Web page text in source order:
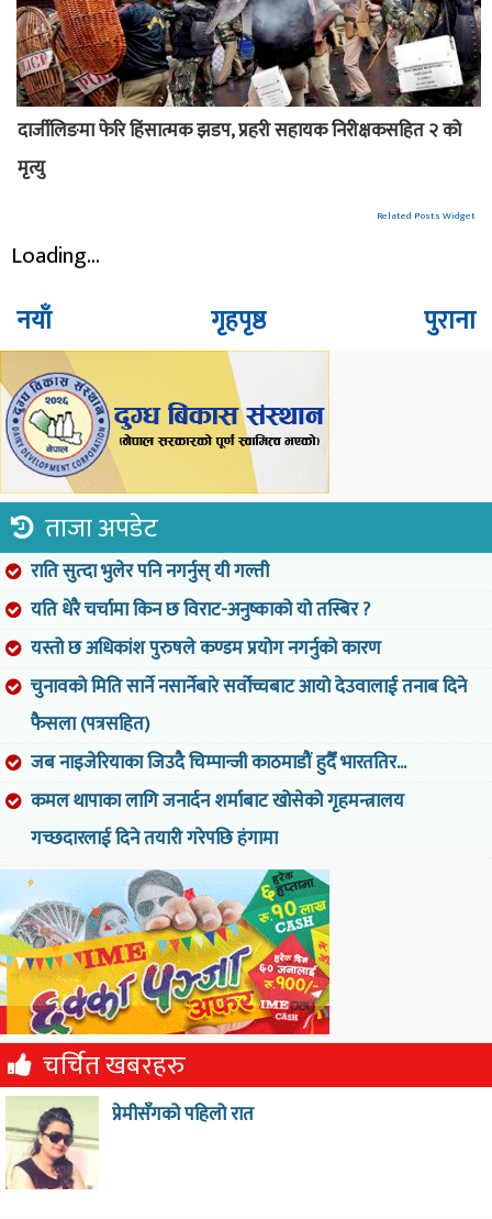
दार्जीलिङमा फेरि हिंसात्मक झडप, प्रहरी सहायक निरीक्षकसहित २ को
मृत्यु
Related Posts Widget
Loading...
नयाँ पुराना
गृहपृष्ठ
ताजा अपडेट
राति सुत्दा भुलेर पनि नगर्नुस् यी गल्ती
यति धेरै चर्चामा किन छ विराट-अनुष्काको यो तस्बिर ?
यस्तो छ अधिकांश पुरुषले कण्डम प्रयोग नगर्नुको कारण
चुनावको मिति सार्ने नसार्नेबारे सर्वोच्चबाट आयो देउवालाई तनाब दिने
फैसला (पत्रसहित)
जब नाइजेरियाका जिउदै चिम्पान्जी काठमाडौं हुदैँ भारततिर...
कमल थापाका लागि जनार्दन शर्माबाट खोसेको गृहमन्त्रालय
गच्छदारलाई दिने तयारी गरेपछि हंगामा
चर्चित खबरहरु
प्रेमीसँगको पहिलो रात